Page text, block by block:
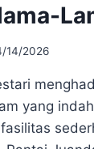
14/2026
yang